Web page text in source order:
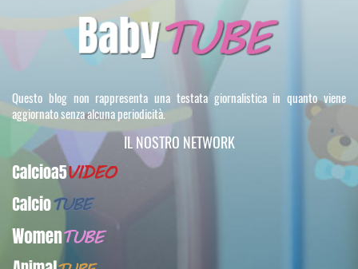
Questo blog non rappresenta una testata giornalistica in quanto viene
aggiornato senza alcuna periodicità.
IL NOSTRO NETWORK
Calcioa5Video